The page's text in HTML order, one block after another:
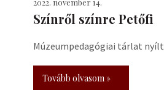
2022. november 14.
Színről színre Petőfi
Múzeumpedagógiai tárlat nyílt
Tovább olvasom »